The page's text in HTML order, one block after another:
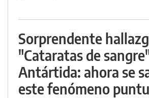
Sorprendente
"Cataratas de
Antártida: ahora se
este fenómeno